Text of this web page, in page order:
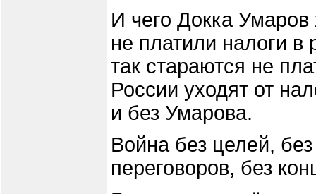
И чего Докка
не платили налоги в
так стараются не
России уходят от
и без Умарова.
Война без целей,
переговоров, без